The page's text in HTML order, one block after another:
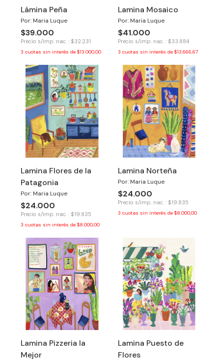
Lámina Peña
Por: Maria Luque
$39.000
Precio s/imp. nac. : $32.231
3 cuotas sin interés de $13.000,00
Lamina Mosaico
Por: Maria Luque
$41.000
Precio s/imp. nac. : $33.884
3 cuotas sin interés de $13.666,67
Lamina Flores de la
Patagonia
Por: Maria Luque
$24.000
Precio s/imp. nac. : $19.835
3 cuotas sin interés de $8.000,00
Lamina Norteña
Por: Maria Luque
$24.000
Precio s/imp. nac. : $19.835
3 cuotas sin interés de $8.000,00
Lamina Pizzeria la
Mejor
Lamina Puesto de
Flores